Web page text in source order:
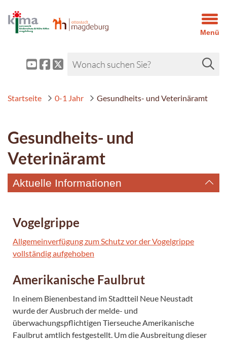
Menü
Startseite 0-1 Jahr Gesundheits- und Veterinäramt
Gesundheits- und
Veterinäramt
Aktuelle Informationen
Vogelgrippe
Allgemeinverfügung zum Schutz vor der Vogelgrippe
vollständig aufgehoben
Amerikanische Faulbrut
In einem Bienenbestand im Stadtteil Neue Neustadt
wurde der Ausbruch der melde- und
überwachungspflichtigen Tierseuche Amerikanische
Faulbrut amtlich festgestellt. Um die Ausbreitung dieser